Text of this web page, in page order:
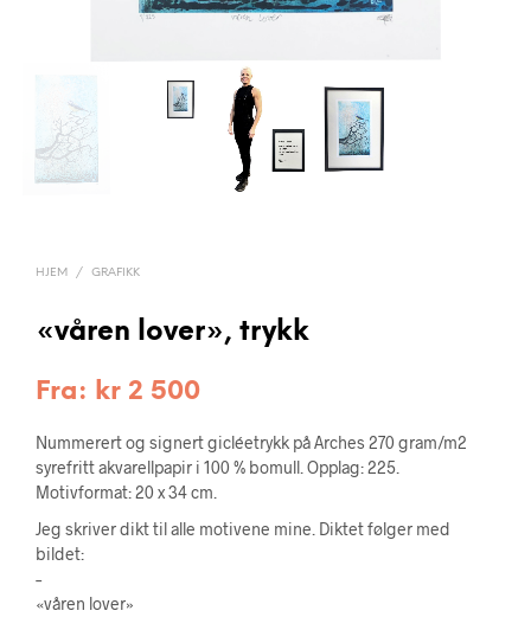
HJEM / GRAFIKK
«våren lover», trykk
Fra: kr 2 500
Nummerert og signert gicléetrykk på Arches 270 gram/m2
syrefritt akvarellpapir i 100 % bomull. Opplag: 225.
Motivformat: 20 x 34 cm.
Jeg skriver dikt til alle motivene mine. Diktet følger med
bildet:
–
«våren lover»